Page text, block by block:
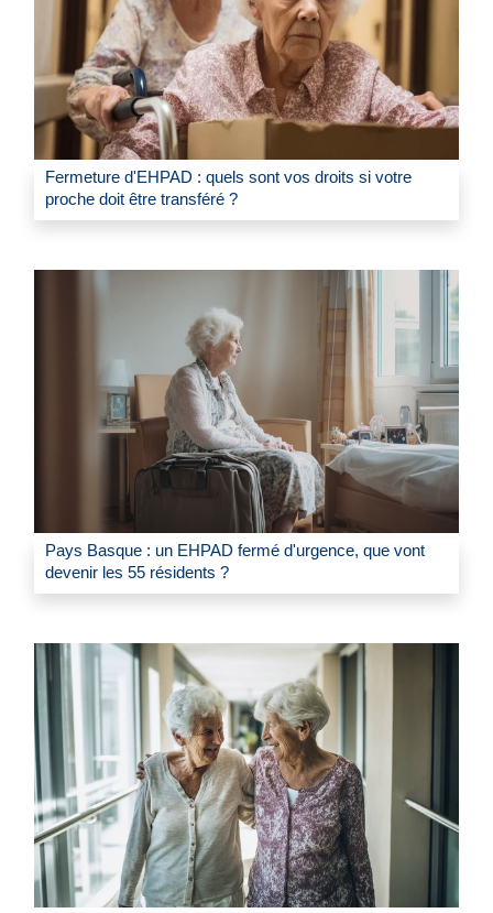
Fermeture d'EHPAD : quels sont vos droits si votre
proche doit être transféré ?
Pays Basque : un EHPAD fermé d'urgence, que vont
devenir les 55 résidents ?